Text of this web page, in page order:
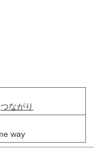
つながり
way